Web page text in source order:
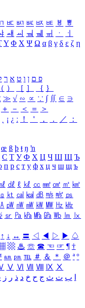
ㅳ ㅴ ㅵ ㅶ ㅷ ㅸ
ㅹ
ㆈ ㆉ ㆊ ㆋ ㆌ ㆍ
ㆎ
Υ Φ Χ Ψ Ω α β γ δ ε ζ η
פ ם ן ו ט א ר
（ ） ［ ］ ｛ ｝
≫ √ ∽ ∝ ∵ ∫ ∬ ∈ ∋
＋ － ＜ ＝
＞
¡ ¿ ː ！ ＇ ， ． ／
：
œ ß þ ŧ ŋ ŉ
С Т У Ф Х Ц Ч Ш Щ Ъ
п р с т у ф х ц ч ш щ ъ
㎗ ℓ ㎘ ㏄ ㎣ ㎤ ㎥ ㎦
㏏ ㎈ ㎉ ㏈ ㎧ ㎨ ㎰
㎺ ㎻ ㎽ ㎾ ㎿ ㎐ ㎑
㏛ ㎩ ㎪ ㎫ ㎬ ㏝ ㏐
㏓
↑ ↓ ↔ 〓 ◁ ◀ ▷ ▶ ♤
▩ ♨ ☏ ☎ ☜ ☞ ¶ †
㏂ ㏘ ℡ ＃ ＆ ＊ ＠ ª º
Ⅴ Ⅵ Ⅶ Ⅷ Ⅸ Ⅹ
ب ت ث ج ح خ د ذ ر ز